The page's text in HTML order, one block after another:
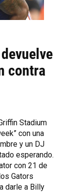
contra
Stadium
con una
y un DJ
esperando.
con 21 de
Gators
darle a Billy